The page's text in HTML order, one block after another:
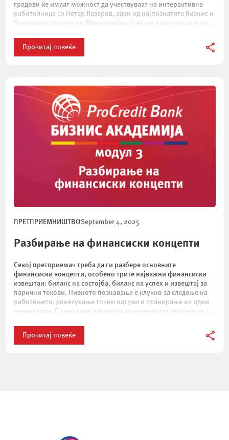
градови ќе имаат можност да учествуваат на интерактивна
работилница со Петар Лазаров, еден од најпознатите бизнис и
бренд консултанти во Македонија кој ќе им помогне да научат
Прочитај повеќе
ПРЕТПРИЕМНИШТВОSeptember 4, 2025
Разбирање на финансиски концепти
Секој претприемач треба да ги разбере основните
финансиски концепти, особено трите најважни финансиски
извештаи: биланс на состојба, биланс на успех и извештај за
парични текови. Нивното познавање е клучно за следење на
работењето, донесување точни одлуки и планирање на идни
инвестиции. Преку овие извештаи можете да согледате што се
Прочитај повеќе